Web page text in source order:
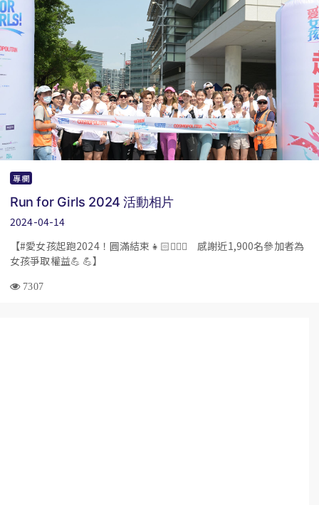
專欄
Run for Girls 2024 活動相片
2024-04-14
【#愛女孩起跑2024！圓滿結束👧🏻🏃🏻‍♀️ 感謝近1,900名參加者為
女孩爭取權益💪 💪】
7307